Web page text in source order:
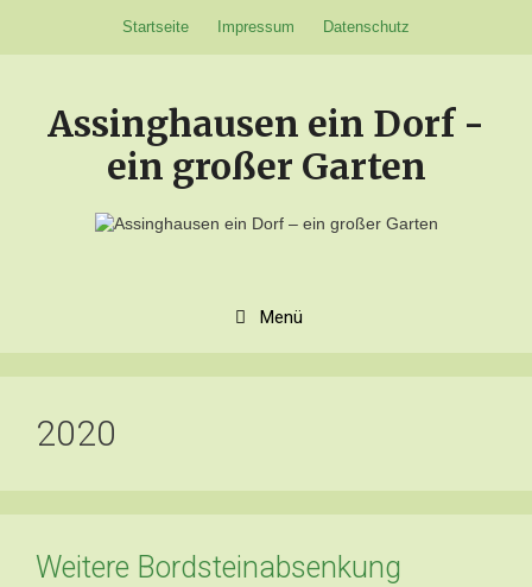
springen
Startseite Impressum Datenschutz
Assinghausen ein Dorf -
ein großer Garten
Menü
2020
Weitere Bordsteinabsenkung